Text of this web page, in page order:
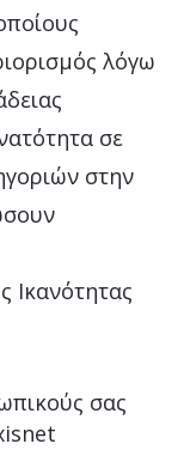
λόγω
σε
στην
Ικανότητας
σας